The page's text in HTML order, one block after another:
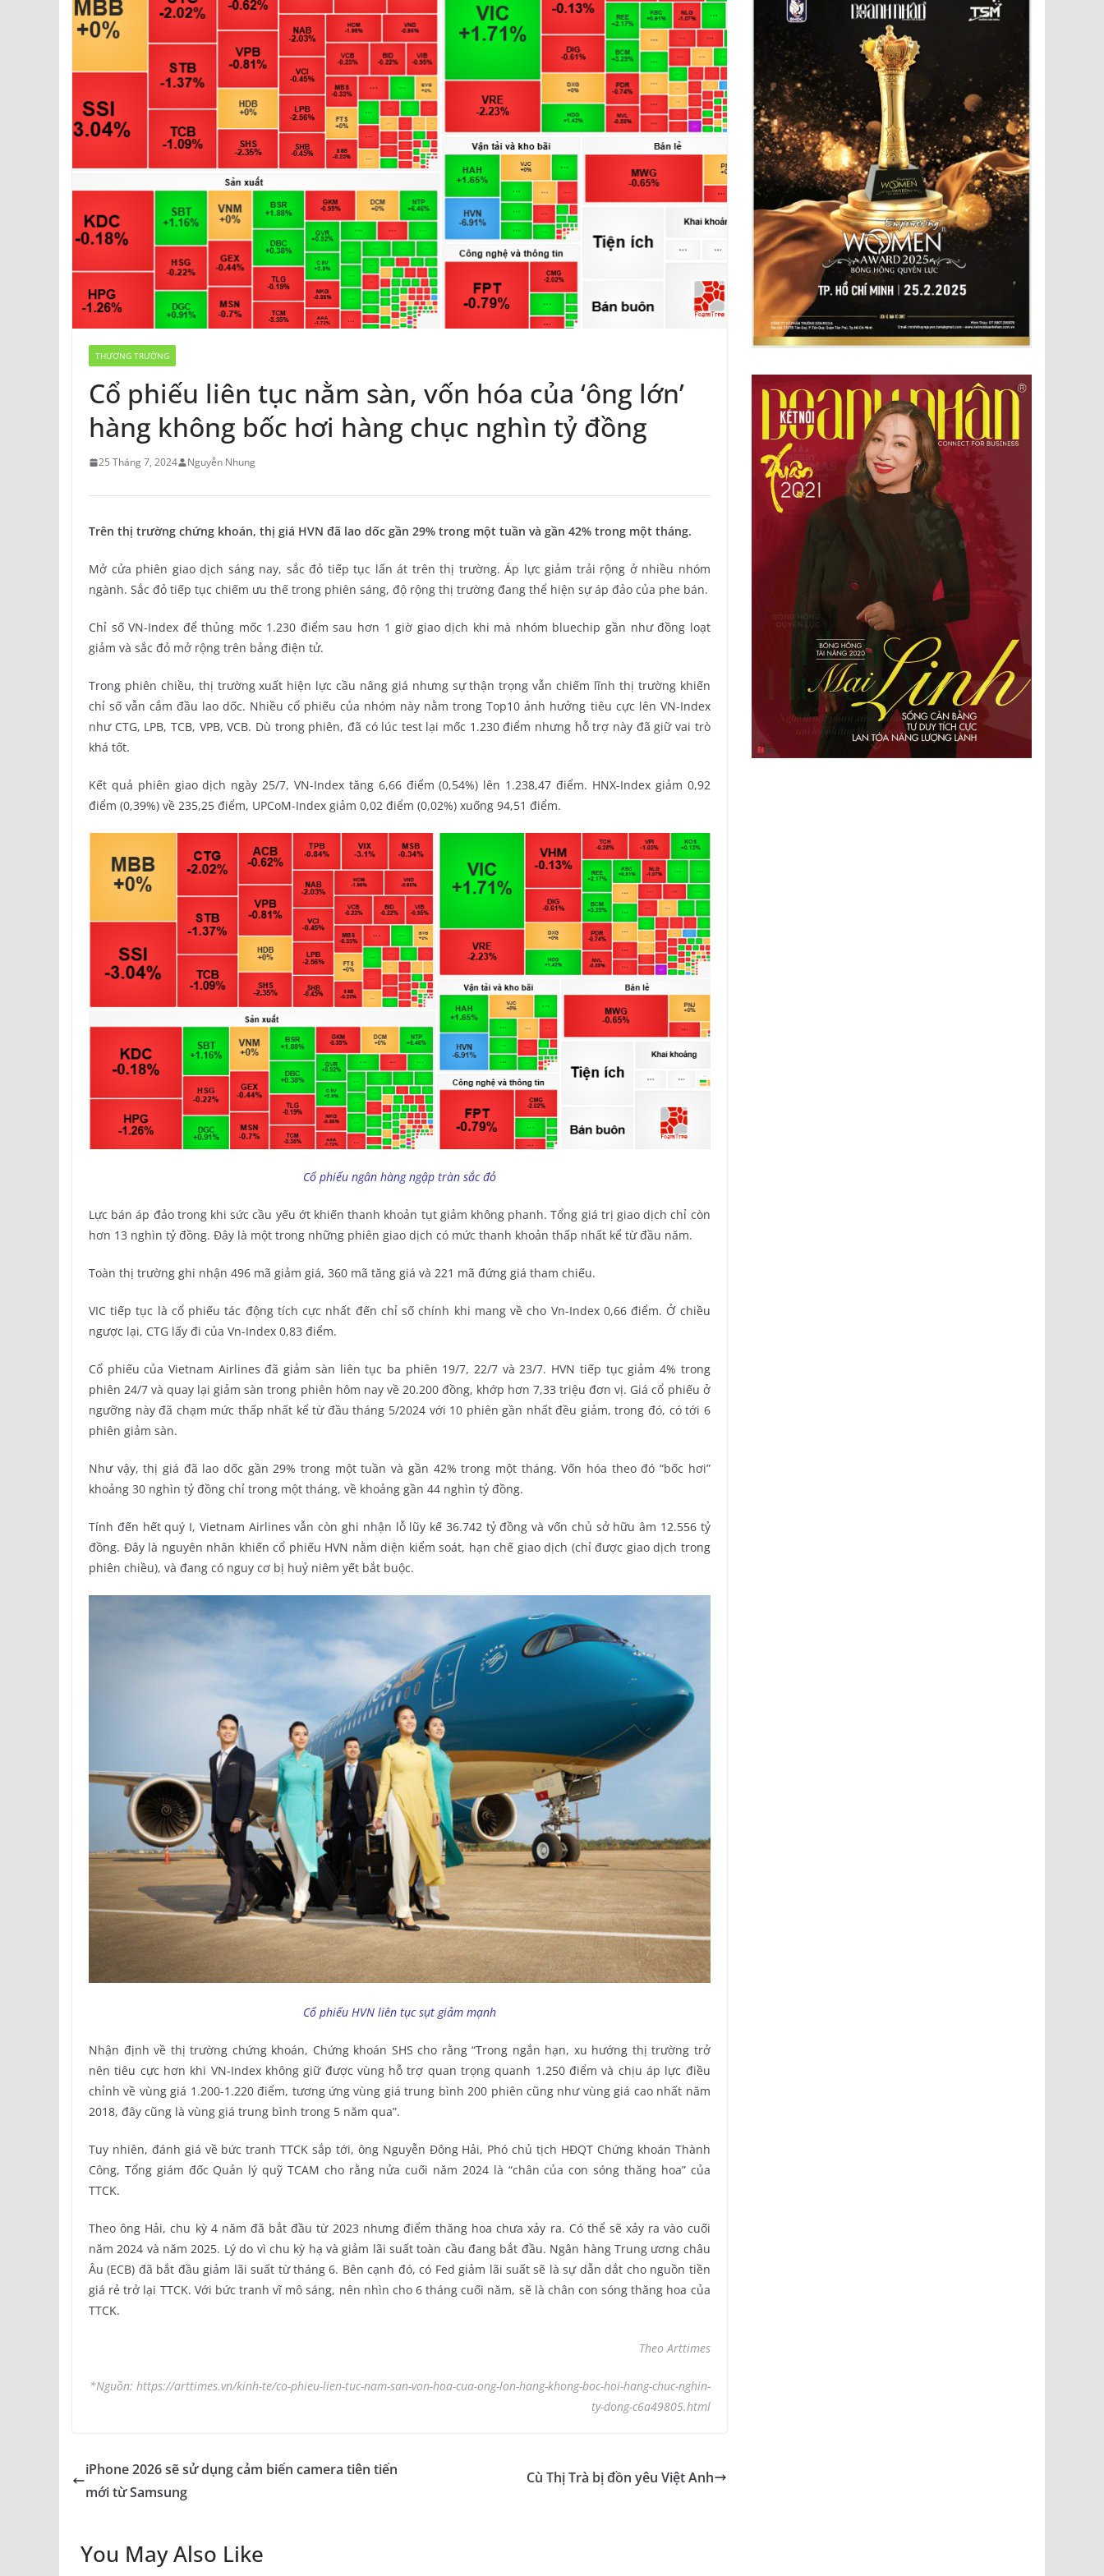
THƯƠNG TRƯỜNG
Cổ phiếu liên tục nằm sàn, vốn hóa của ‘ông lớn’
hàng không bốc hơi hàng chục nghìn tỷ đồng
25 Tháng 7, 2024 Nguyễn Nhung
Trên thị trường chứng khoán, thị giá HVN đã lao dốc gần 29% trong một tuần và gần 42% trong một tháng.
Mở cửa phiên giao dịch sáng nay, sắc đỏ tiếp tục lấn át trên thị trường. Áp lực giảm trải rộng ở nhiều nhóm
ngành. Sắc đỏ tiếp tục chiếm ưu thế trong phiên sáng, độ rộng thị trường đang thể hiện sự áp đảo của phe bán.
Chỉ số VN-Index để thủng mốc 1.230 điểm sau hơn 1 giờ giao dịch khi mà nhóm bluechip gần như đồng loạt
giảm và sắc đỏ mở rộng trên bảng điện tử.
Trong phiên chiều, thị trường xuất hiện lực cầu nâng giá nhưng sự thận trọng vẫn chiếm lĩnh thị trường khiến
chỉ số vẫn cắm đầu lao dốc. Nhiều cổ phiếu của nhóm này nằm trong Top10 ảnh hưởng tiêu cực lên VN-Index
như CTG, LPB, TCB, VPB, VCB. Dù trong phiên, đã có lúc test lại mốc 1.230 điểm nhưng hỗ trợ này đã giữ vai trò
khá tốt.
Kết quả phiên giao dịch ngày 25/7, VN-Index tăng 6,66 điểm (0,54%) lên 1.238,47 điểm. HNX-Index giảm 0,92
điểm (0,39%) về 235,25 điểm, UPCoM-Index giảm 0,02 điểm (0,02%) xuống 94,51 điểm.
Cổ phiếu ngân hàng ngập tràn sắc đỏ
Lực bán áp đảo trong khi sức cầu yếu ớt khiến thanh khoản tụt giảm không phanh. Tổng giá trị giao dịch chỉ còn
hơn 13 nghìn tỷ đồng. Đây là một trong những phiên giao dịch có mức thanh khoản thấp nhất kể từ đầu năm.
Toàn thị trường ghi nhận 496 mã giảm giá, 360 mã tăng giá và 221 mã đứng giá tham chiếu.
VIC tiếp tục là cổ phiếu tác động tích cực nhất đến chỉ số chính khi mang về cho Vn-Index 0,66 điểm. Ở chiều
ngược lại, CTG lấy đi của Vn-Index 0,83 điểm.
Cổ phiếu của Vietnam Airlines đã giảm sàn liên tục ba phiên 19/7, 22/7 và 23/7. HVN tiếp tục giảm 4% trong
phiên 24/7 và quay lại giảm sàn trong phiên hôm nay về 20.200 đồng, khớp hơn 7,33 triệu đơn vị. Giá cổ phiếu ở
ngưỡng này đã chạm mức thấp nhất kể từ đầu tháng 5/2024 với 10 phiên gần nhất đều giảm, trong đó, có tới 6
phiên giảm sàn.
Như vậy, thị giá đã lao dốc gần 29% trong một tuần và gần 42% trong một tháng. Vốn hóa theo đó “bốc hơi”
khoảng 30 nghìn tỷ đồng chỉ trong một tháng, về khoảng gần 44 nghìn tỷ đồng.
Tính đến hết quý I, Vietnam Airlines vẫn còn ghi nhận lỗ lũy kế 36.742 tỷ đồng và vốn chủ sở hữu âm 12.556 tỷ
đồng. Đây là nguyên nhân khiến cổ phiếu HVN nằm diện kiểm soát, hạn chế giao dịch (chỉ được giao dịch trong
phiên chiều), và đang có nguy cơ bị huỷ niêm yết bắt buộc.
Cổ phiếu HVN liên tục sụt giảm mạnh
Nhận định về thị trường chứng khoán, Chứng khoán SHS cho rằng “Trong ngắn hạn, xu hướng thị trường trở
nên tiêu cực hơn khi VN-Index không giữ được vùng hỗ trợ quan trọng quanh 1.250 điểm và chịu áp lực điều
chỉnh về vùng giá 1.200-1.220 điểm, tương ứng vùng giá trung bình 200 phiên cũng như vùng giá cao nhất năm
2018, đây cũng là vùng giá trung bình trong 5 năm qua”.
Tuy nhiên, đánh giá về bức tranh TTCK sắp tới, ông Nguyễn Đông Hải, Phó chủ tịch HĐQT Chứng khoán Thành
Công, Tổng giám đốc Quản lý quỹ TCAM cho rằng nửa cuối năm 2024 là “chân của con sóng thăng hoa” của
TTCK.
Theo ông Hải, chu kỳ 4 năm đã bắt đầu từ 2023 nhưng điểm thăng hoa chưa xảy ra. Có thể sẽ xảy ra vào cuối
năm 2024 và năm 2025. Lý do vì chu kỳ hạ và giảm lãi suất toàn cầu đang bắt đầu. Ngân hàng Trung ương châu
Âu (ECB) đã bắt đầu giảm lãi suất từ tháng 6. Bên cạnh đó, có Fed giảm lãi suất sẽ là sự dẫn dắt cho nguồn tiền
giá rẻ trở lại TTCK. Với bức tranh vĩ mô sáng, nên nhìn cho 6 tháng cuối năm, sẽ là chân con sóng thăng hoa của
TTCK.
Theo Arttimes
*Nguồn: https://arttimes.vn/kinh-te/co-phieu-lien-tuc-nam-san-von-hoa-cua-ong-lon-hang-khong-boc-hoi-hang-chuc-nghin-
ty-dong-c6a49805.html
iPhone 2026 sẽ sử dụng cảm biến camera tiên tiến
mới từ Samsung
Cù Thị Trà bị đồn yêu Việt Anh
You May Also Like